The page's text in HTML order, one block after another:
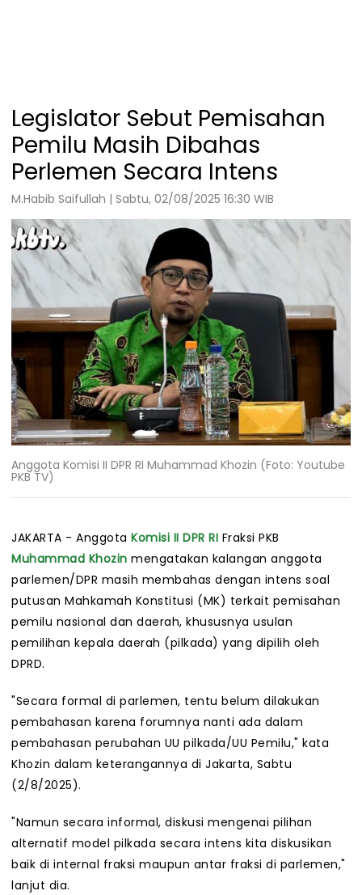
Legislator Sebut Pemisahan
Pemilu Masih Dibahas
Perlemen Secara Intens
M.Habib Saifullah | Sabtu, 02/08/2025 16:30 WIB
Anggota Komisi II DPR RI Muhammad Khozin (Foto: Youtube
PKB TV)
JAKARTA - Anggota Komisi II DPR RI Fraksi PKB
Muhammad Khozin mengatakan kalangan anggota
parlemen/DPR masih membahas dengan intens soal
putusan Mahkamah Konstitusi (MK) terkait pemisahan
pemilu nasional dan daerah, khususnya usulan
pemilihan kepala daerah (pilkada) yang dipilih oleh
DPRD.
"Secara formal di parlemen, tentu belum dilakukan
pembahasan karena forumnya nanti ada dalam
pembahasan perubahan UU pilkada/UU Pemilu," kata
Khozin dalam keterangannya di Jakarta, Sabtu
(2/8/2025).
"Namun secara informal, diskusi mengenai pilihan
alternatif model pilkada secara intens kita diskusikan
baik di internal fraksi maupun antar fraksi di parlemen,"
lanjut dia.